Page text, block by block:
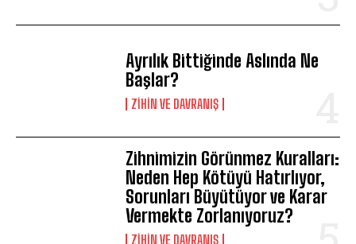
Ayrılık Bittiğinde Aslında Ne
Başlar?
⁠ZIHIN VE DAVRANIŞ
Zihnimizin Görünmez Kuralları:
Neden Hep Kötüyü Hatırlıyor,
Sorunları Büyütüyor ve Karar
Vermekte Zorlanıyoruz?
⁠ZIHIN VE DAVRANIŞ